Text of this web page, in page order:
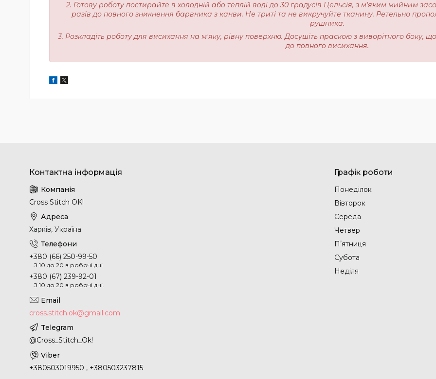
2. Готову роботу постирайте в холодній або теплій воді до 30 градусів Цельсія, з м'яким мийним
разів до повного зникнення барвника з канви. Не триті та не викручуйте тканину. Ретельно
рушника.
3. Розкладіть роботу для висихання на м'яку, рівну поверхню. Досушіть праскою з виворітного боку,
до повного висихання.
Cross Stitch OK!
Харків, Україна
+380 (66) 250-99-50
З 10 до 20 в робочі дні
+380 (67) 239-92-01
З 10 до 20 в робочі дні.
cross.stitch.ok@gmail.com
@Cross_Stitch_Ok!
+380503019950 , +380503237815
Графік роботи
Понеділок
Вівторок
Середа
Четвер
Пʼятниця
Субота
Неділя